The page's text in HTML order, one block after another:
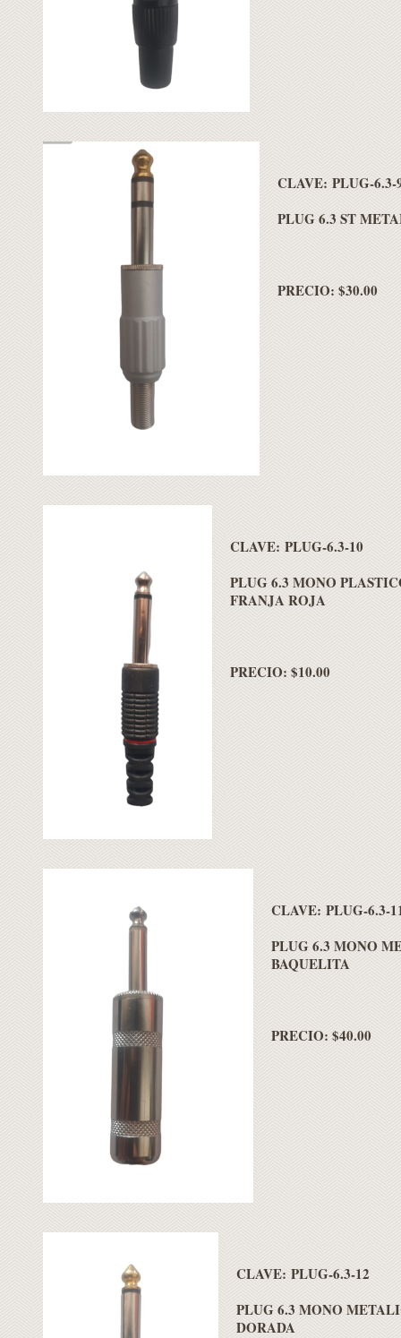
CLAVE: PLUG-6.3-
PLUG 6.3 ST
PRECIO: $30.00
CLAVE: PLUG-6.3-10
PLUG 6.3 MONO
FRANJA ROJA
PRECIO: $10.00
CLAVE: PLUG-6.3-
PLUG 6.3 MONO
BAQUELITA
PRECIO: $40.00
CLAVE: PLUG-6.3-12
PLUG 6.3 MONO
DORADA